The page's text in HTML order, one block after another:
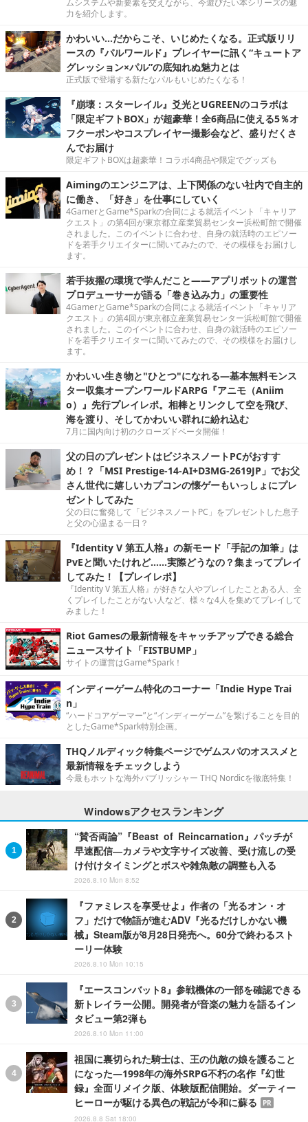
力を紹介します。
かわいい…だからこそ、いじめたくなる。正式版リリ
ースの『パルワールド』プレイヤーに訊く“キュートア
グレッション×パル”の底知れぬ魅力とは
正式版で登場する新たなパルもいじめたくなる！
『崩壊：スターレイル』爻光とUGREENのコラボは
「限定ギフトBOX」が超豪華！全6商品に使える5％オ
フクーポンやコスプレイヤー撮影会など、盛りだくさ
んでお届け
限定ギフトBOXは超豪華！コラボ4商品や限定でグッズも
Aimingのエンジニアは、上下関係のない社内で自主的
に働き、「好き」を仕事にしていく
4GamerとGame*Sparkの合同による就活イベント「キャリア
クエスト」の第4回が東京都立産業貿易センター浜松町館で開催
されました。このイベントに合わせ、自身の就活時のエピソー
ドを若手クリエイターに聞いてみたので、その模様をお届けし
ます。
若手抜擢の環境で学んだこと――アプリボットの運営
プロデューサーが語る「巻き込み力」の重要性
4GamerとGame*Sparkの合同による就活イベント「キャリア
クエスト」の第4回が東京都立産業貿易センター浜松町館で開催
されました。このイベントに合わせ、自身の就活時のエピソー
ドを若手クリエイターに聞いてみたので、その模様をお届けし
ます。
かわいい生き物と"ひとつ"になれる―基本無料モンス
ター収集オープンワールドARPG『アニモ（Aniim
o）』先行プレイレポ。相棒とリンクして空を飛び、
海を渡り、そしてかわいい群れに紛れ込む
7月に国内向け初のクローズドベータ開催！
父の日のプレゼントはビジネスノートPCがおすす
め！？「MSI Prestige-14-AI+D3MG-2619JP」でお父
さん世代に嬉しいカプコンの懐ゲーもいっしょにプレ
ゼントしてみた
父の日に奮発して「ビジネスノートPC」をプレゼントした息子
と父の心温まる一日？
『Identity V 第五人格』の新モード「手記の加筆」は
PvEと聞いたけれど……実際どうなの？集まってプレイ
してみた！【プレイレポ】
『Identity V 第五人格』が好きな人やプレイしたことある人、全
くプレイしたことがない人など、様々な4人を集めてプレイして
みました！
Riot Gamesの最新情報をキャッチアップできる総合
ニュースサイト「FISTBUMP」
サイトの運営はGame*Spark！
インディーゲーム特化のコーナー「Indie Hype Trai
n」
“ハードコアゲーマー”と“インディーゲーム”を繋げることを目的
としたGame*Spark特別企画。
THQノルディック特集ページでゲムスパのオススメと
最新情報をチェックしよう
今最もホットな海外パブリッシャー THQ Nordicを徹底特集！
Windowsアクセスランキング
“賛否両論”『Beast of Reincarnation』パッチが
早速配信―カメラや文字サイズ改善、受け流しの受
け付けタイミングとボスや雑魚敵の調整も入る
2026.8.10 Mon 8:52
『ファミレスを享受せよ』作者の「光るオン・オ
フ」だけで物語が進むADV『光るだけしかない機
械』Steam版が8月28日発売へ。60分で終わるスト
ーリー体験
2026.8.10 Mon 10:15
『エースコンバット8』参戦機体の一部を確認できる
新トレイラー公開。開発者が音楽の魅力を語るイン
タビュー第2弾も
2026.8.10 Mon 11:00
祖国に裏切られた騎士は、王の仇敵の娘を護ること
になった―1998年の海外SRPG不朽の名作『幻世
録』全面リメイク版、体験版配信開始。ダーティー
ヒーローが駆ける異色の戦記が令和に蘇る
PR
2026.8.8 Sat 18:00